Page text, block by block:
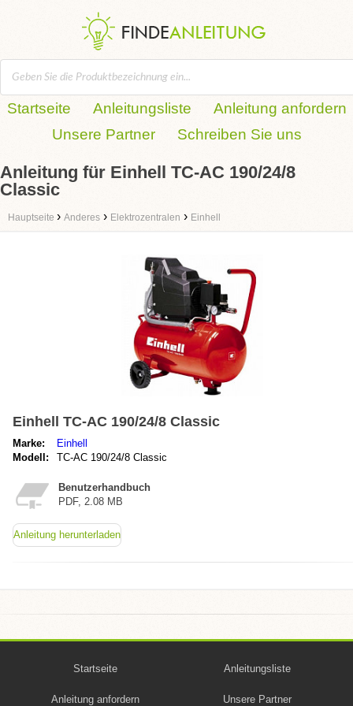
Startseite Anleitungsliste
Anleitung anfordern
Unsere Partner
Schreiben Sie uns
Anleitung für Einhell TC-AC 190/24/8
Classic
Hauptseite › Anderes › Elektrozentralen › Einhell
Einhell TC-AC 190/24/8 Classic
Marke:
Einhell
Modell:
TC-AC 190/24/8 Classic
Benutzerhandbuch
PDF, 2.08 MB
Anleitung herunterladen
Startseite Anleitungsliste
Anleitung anfordern Unsere Partner